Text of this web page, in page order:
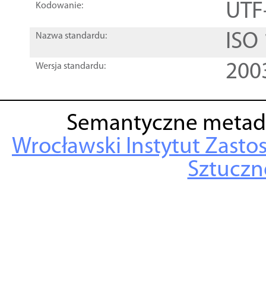
Kodowanie:
Nazwa standardu:
Wersja standardu:
Semantyczne
Wrocławski Instytut